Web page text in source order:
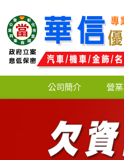
公司簡介 營